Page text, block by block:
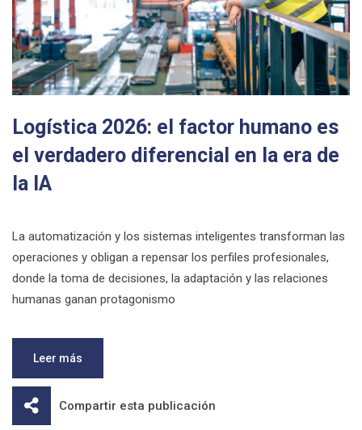
Logística 2026: el factor humano es
el verdadero diferencial en la era de
la IA
La automatización y los sistemas inteligentes transforman las
operaciones y obligan a repensar los perfiles profesionales,
donde la toma de decisiones, la adaptación y las relaciones
humanas ganan protagonismo
Leer más
Compartir esta publicación